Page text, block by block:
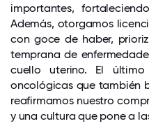
importantes,
Además, otorgamos
con goce de haber,
temprana de
cuello uterino. El
oncológicas que también
reafirmamos nuestro
y una cultura que pone a